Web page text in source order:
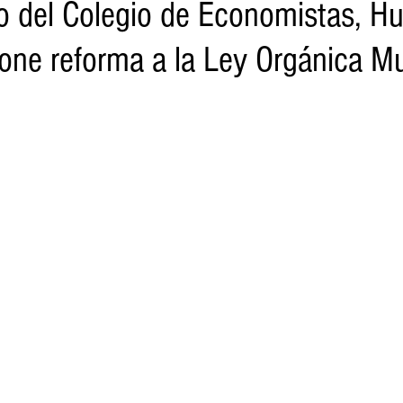
Turismo Sader DIF Mujeres Scop
del Colegio de Economistas,
reforma a la Ley Orgánica